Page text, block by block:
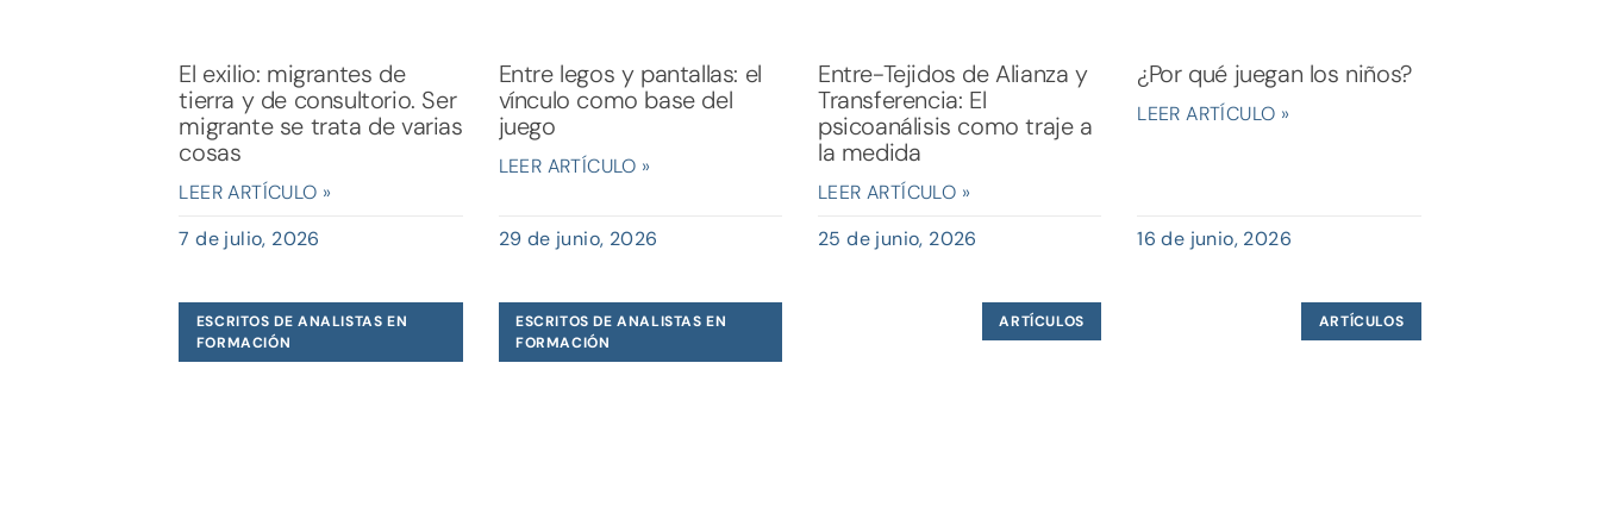
El exilio: migrantes de
tierra y de consultorio. Ser
migrante se trata de varias
cosas
LEER ARTÍCULO »
7 de julio, 2026
Entre legos y pantallas: el
vínculo como base del
juego
LEER ARTÍCULO »
29 de junio, 2026
Entre-Tejidos de Alianza y
Transferencia: El
psicoanálisis como traje a
la medida
LEER ARTÍCULO »
25 de junio, 2026
¿Por qué juegan los niños?
LEER ARTÍCULO »
16 de junio, 2026
ESCRITOS DE ANALISTAS EN
FORMACIÓN
ESCRITOS DE ANALISTAS EN
FORMACIÓN
ARTÍCULOS ARTÍCULOS